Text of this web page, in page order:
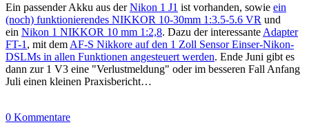
Ein passender Akku aus derNikon 1 J1 ist vorhanden, sowie ein
(noch) funktionierendes NIKKOR 10-30mm 1:3.5-5.6 VR und
ein Nikon 1 NIKKOR 10 mm 1:2,8. Dazu der interessante Adapter
FT-1 , mit dem AF-S Nikkore auf den 1 Zoll Sensor Einser-Nikon-
DSLMs in allen Funktionen angesteuert werden. Ende Juni gibt es
dann zur 1 V3 eine "Verlustmeldung" oder im besseren Fall Anfang
Juli einen kleinen Praxisbericht…
0 Kommentare